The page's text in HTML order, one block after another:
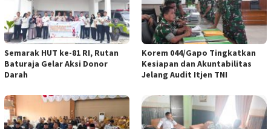
Semarak HUT ke-81 RI, Rutan
Baturaja Gelar Aksi Donor
Darah
Korem 044/Gapo Tingkatkan
Kesiapan dan Akuntabilitas
Jelang Audit Itjen TNI